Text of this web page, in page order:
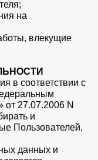
на
влекущие
в соответствии с
27.07.2006 N
и
Пользователей,
данных и